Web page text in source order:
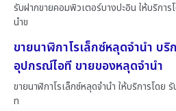
รับฝากขายคอมพิวเตอร์บางปะอิน ให้บริกา
นำข
ขายนาฬิกาโรเล็กซ์หลุดจำนำ บริ
อุปกรณ์ไอที ขายของหลุดจำนำ
ขายนาฬิกาโรเล็กซ์หลุดจำนำ ให้บริการโดย
ท